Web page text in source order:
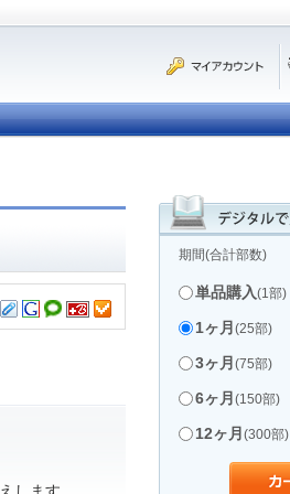
期間(合計部数)
単品購入(1部)
1ヶ月 (25部)
3ヶ月 (75部)
6ヶ月 (150部)
12ヶ月 (300部)
します。